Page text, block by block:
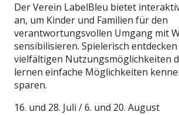
Der Verein LabelBleu bietet
an, um Kinder und Familien für den
verantwortungsvollen Umgang mit
sensibilisieren. Spielerisch entdecken
vielfältigen Nutzungsmöglichkeiten
lernen einfache Möglichkeiten
sparen.
16. und 28. Juli / 6. und 20. August